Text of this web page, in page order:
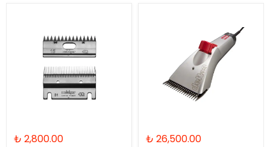
₺ 2,800.00
₺ 26,500.00